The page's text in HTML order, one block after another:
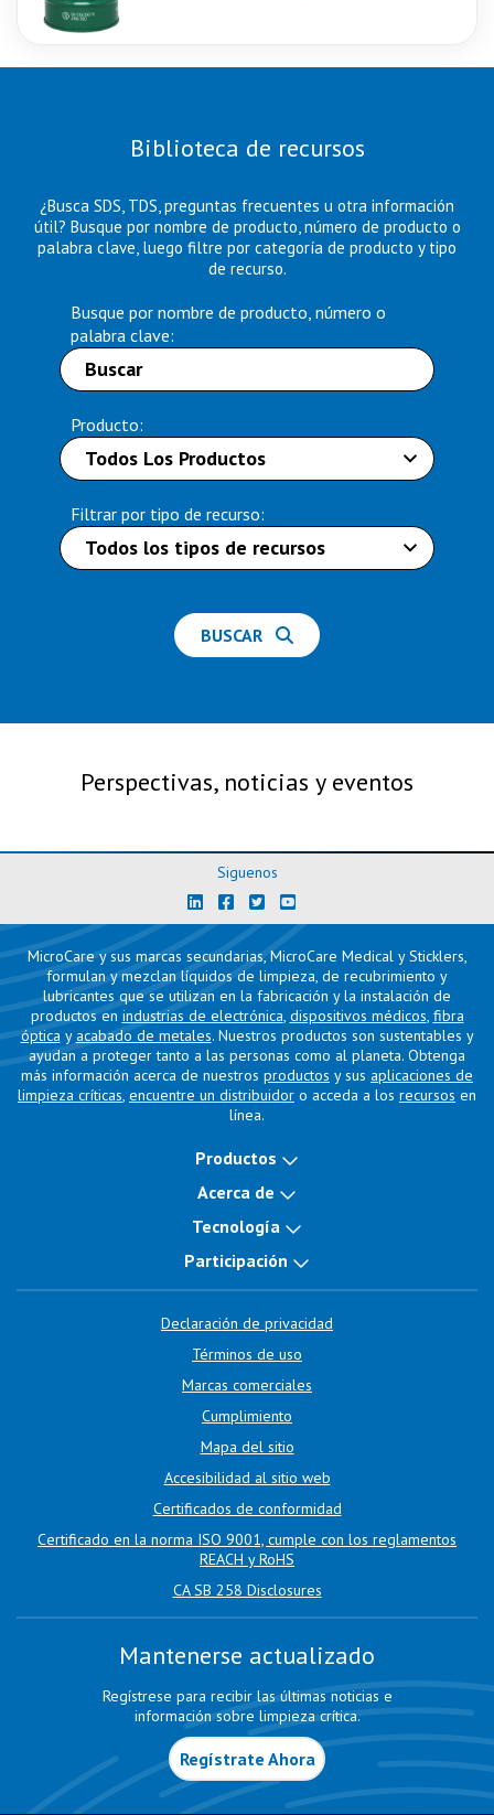
Biblioteca de recursos
¿Busca SDS, TDS, preguntas frecuentes u otra información
útil? Busque por nombre de producto, número de producto o
palabra clave, luego filtre por categoría de producto y tipo
de recurso.
Busque por nombre de producto, número o
palabra clave:
Producto:
Filtrar por tipo de recurso:
Perspectivas, noticias y eventos
Siguenos
MicroCare y sus marcas secundarias, MicroCare Medical y Sticklers,
formulan y mezclan líquidos de limpieza, de recubrimiento y
lubricantes que se utilizan en la fabricación y la instalación de
productos en industrias de electrónica, dispositivos médicos, fibra
óptica y acabado de metales. Nuestros productos son sustentables y
ayudan a proteger tanto a las personas como al planeta. Obtenga
más información acerca de nuestros productos y sus aplicaciones de
limpieza críticas, encuentre un distribuidor o acceda a los recursos en
línea.
Productos
Acerca de
Tecnología
Participación
Declaración de privacidad
Términos de uso
Marcas comerciales
Cumplimiento
Mapa del sitio
Accesibilidad al sitio web
Certificados de conformidad
Certificado en la norma ISO 9001, cumple con los reglamentos
REACH y RoHS
CA SB 258 Disclosures
Mantenerse actualizado
Regístrese para recibir las últimas noticias e
información sobre limpieza crítica.
Regístrate Ahora